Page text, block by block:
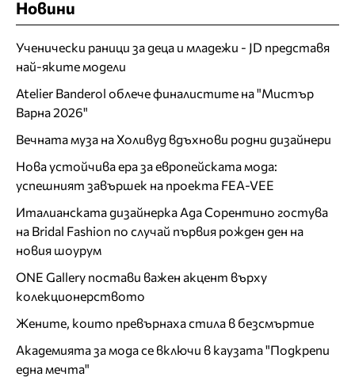
Новини
Ученически раници за деца и младежи - JD представя
най-яките модели
Atelier Banderol облече финалистите на "Мистър
Варна 2026"
Вечната муза на Холивуд вдъхнови родни дизайнери
Нова устойчива ера за европейската мода:
успешният завършек на проекта FEA-VEE
Италианската дизайнерка Ада Сорентино гостува
на Bridal Fashion по случай първия рожден ден на
новия шоурум
ONE Gallery постави важен акцент върху
колекционерството
Жените, които превърнаха стила в безсмъртие
Академията за мода се включи в каузата "Подкрепи
една мечта"